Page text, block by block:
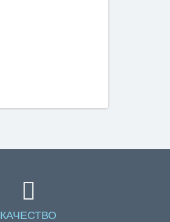
КАЧЕСТВО